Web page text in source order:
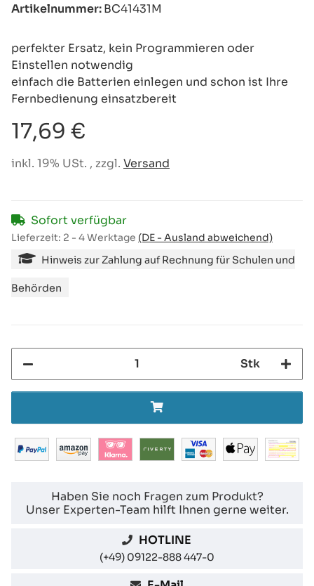
Artikelnummer:BC41431M
perfekter Ersatz, kein Programmieren oder
Einstellen notwendig
einfach die Batterien einlegen und schon ist Ihre
Fernbedienung einsatzbereit
17,69 €
inkl. 19% USt. , zzgl. Versand
Sofort verfügbar
Lieferzeit: 2 - 4 Werktage (DE - Ausland abweichend)
Hinweis zur Zahlung auf Rechnung für Schulen und
Behörden
Stk
Haben Sie noch Fragen zum Produkt?
Unser Experten-Team hilft Ihnen gerne weiter.
HOTLINE
(+49) 09122-888 447-0